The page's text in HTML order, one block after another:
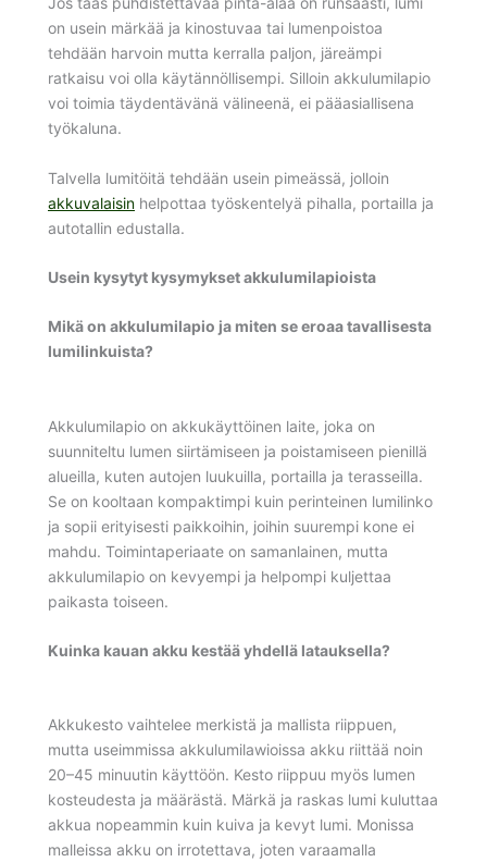
on usein märkää ja kinostuvaa tai lumenpoistoa
tehdään harvoin mutta kerralla paljon, järeämpi
ratkaisu voi olla käytännöllisempi. Silloin akkulumilapio
voi toimia täydentävänä välineenä, ei pääasiallisena
työkaluna.
Talvella lumitöitä tehdään usein pimeässä, jolloin
akkuvalaisin helpottaa työskentelyä pihalla, portailla ja
autotallin edustalla.
Usein kysytyt kysymykset akkulumilapioista
Mikä on akkulumilapio ja miten se eroaa tavallisesta
lumilinkuista?
Akkulumilapio on akkukäyttöinen laite, joka on
suunniteltu lumen siirtämiseen ja poistamiseen pienillä
alueilla, kuten autojen luukuilla, portailla ja terasseilla.
Se on kooltaan kompaktimpi kuin perinteinen lumilinko
ja sopii erityisesti paikkoihin, joihin suurempi kone ei
mahdu. Toimintaperiaate on samanlainen, mutta
akkulumilapio on kevyempi ja helpompi kuljettaa
paikasta toiseen.
Kuinka kauan akku kestää yhdellä latauksella?
Akkukesto vaihtelee merkistä ja mallista riippuen,
mutta useimmissa akkulumilawioissa akku riittää noin
20–45 minuutin käyttöön. Kesto riippuu myös lumen
kosteudesta ja määrästä. Märkä ja raskas lumi kuluttaa
akkua nopeammin kuin kuiva ja kevyt lumi. Monissa
malleissa akku on irrotettava, joten varaamalla